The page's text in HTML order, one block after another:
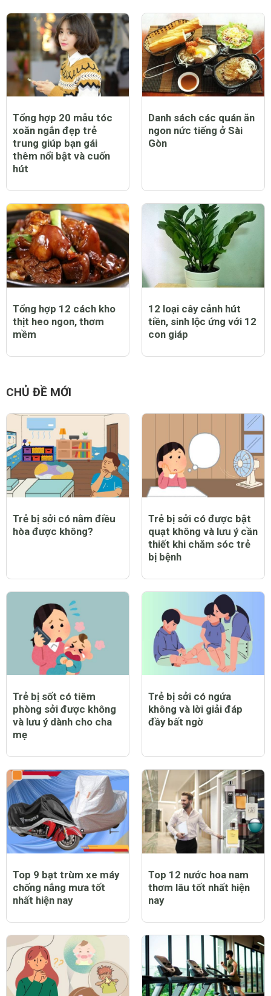
Tổng hợp 20 mẫu tóc
xoăn ngắn đẹp trẻ
trung giúp bạn gái
thêm nổi bật và cuốn
hút
Danh sách các quán ăn
ngon nức tiếng ở Sài
Gòn
Tổng hợp 12 cách kho
thịt heo ngon, thơm
mềm
12 loại cây cảnh hút
tiền, sinh lộc ứng với 12
con giáp
CHỦ ĐỀ MỚI
Trẻ bị sởi có nằm điều
hòa được không?
Trẻ bị sởi có được bật
quạt không và lưu ý cần
thiết khi chăm sóc trẻ
bị bệnh
Trẻ bị sốt có tiêm
phòng sởi được không
và lưu ý dành cho cha
mẹ
Trẻ bị sởi có ngứa
không và lời giải đáp
đầy bất ngờ
Top 9 bạt trùm xe máy
chống nắng mưa tốt
nhất hiện nay
Top 12 nước hoa nam
thơm lâu tốt nhất hiện
nay